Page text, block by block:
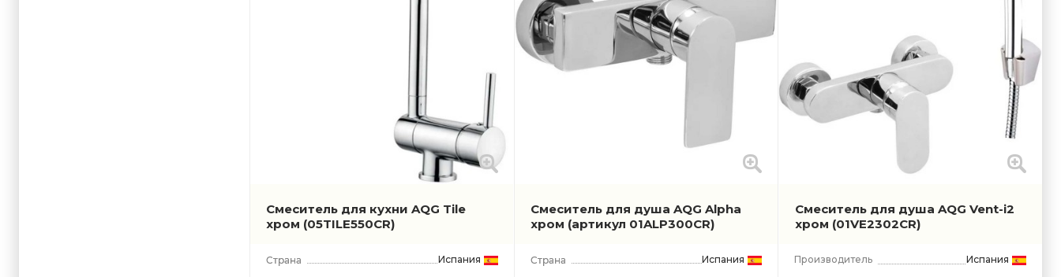
Смеситель для кухни AQG Tile
хром (05TILE550CR)
Испания
Смеситель для душа AQG Alpha
хром (артикул 01ALP300CR)
Испания
Смеситель для душа AQG Vent-i2
хром (01VE2302CR)
Производитель Испания